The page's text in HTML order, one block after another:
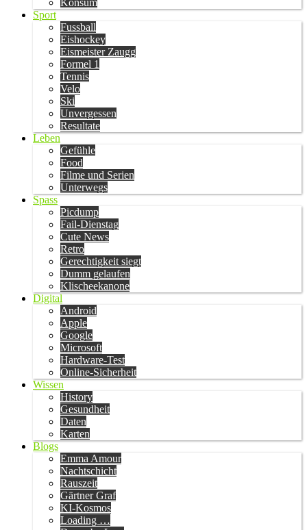
Konsum
Sport
Fussball
Eishockey
Eismeister Zaugg
Formel 1
Tennis
Velo
Ski
Unvergessen
Resultate
Leben
Gefühle
Food
Filme und Serien
Unterwegs
Spass
Picdump
Fail-Dienstag
Cute News
Retro
Gerechtigkeit siegt
Dumm gelaufen
Klischeekanone
Digital
Android
Apple
Google
Microsoft
Hardware-Test
Online-Sicherheit
Wissen
History
Gesundheit
Daten
Karten
Blogs
Emma Amour
Nachtschicht
Rauszeit
Gärtner Graf
KI-Kosmos
Loading …